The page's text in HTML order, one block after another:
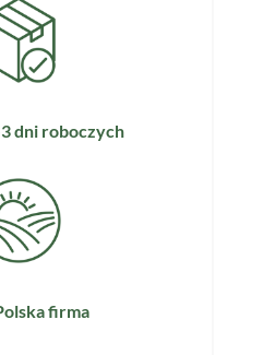
dni roboczych
firma